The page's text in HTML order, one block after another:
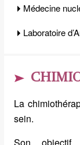
Médecine
Laboratoire
La
sein.
Son